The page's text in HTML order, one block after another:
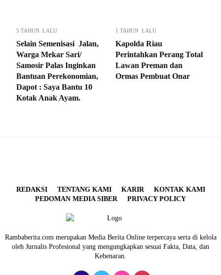
5 TAHUN LALU
Selain Semenisasi Jalan,
Warga Mekar Sari/
Samosir Palas Inginkan
Bantuan Perekonomian,
Dapot : Saya Bantu 10
Kotak Anak Ayam.
1 TAHUN LALU
Kapolda Riau
Perintahkan Perang Total
Lawan Preman dan
Ormas Pembuat Onar
REDAKSI TENTANG KAMI KARIR
KONTAK KAMI
PEDOMAN MEDIA SIBER
PRIVACY POLICY
Rambaberita.com merupakan Media Berita Online terpercaya serta di kelola
oleh Jurnalis Profesional yang mengungkapkan sesuai Fakta, Data, dan
Kebenaran.